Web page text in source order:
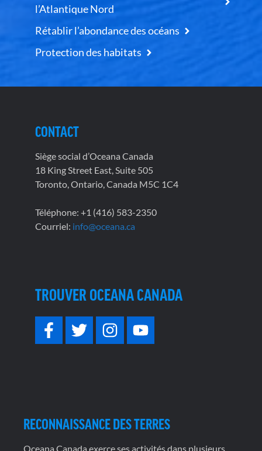
l’Atlantique Nord
Rétablir l’abondance des océans
Protection des habitats
CONTACT
Siège social d’Oceana Canada
18 King Street East, Suite 505
Toronto, Ontario, Canada M5C 1C4
Téléphone: +1 (416) 583-2350
Courriel: info@oceana.ca
TROUVER OCEANA CANADA
RECONNAISSANCE DES TERRES
Oceana Canada exerce ses activités dans plusieurs